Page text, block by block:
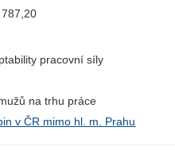
pracovní síly
na trhu práce
v ČR mimo hl. m. Prahu